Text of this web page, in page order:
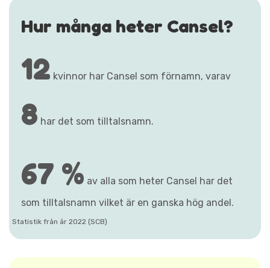
Hur många heter Cansel?
12 kvinnor har Cansel som förnamn, varav
8 har det som tilltalsnamn.
67 % av alla som heter Cansel har det
som tilltalsnamn vilket är en ganska hög andel.
Statistik från år 2022 (SCB)